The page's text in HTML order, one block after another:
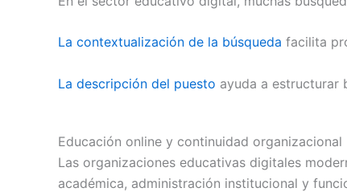
La contextualización de la búsqueda facilita
La descripción del puesto ayuda a estructurar
Educación online y continuidad organizacional
Las organizaciones educativas digitales
académica, administración institucional y